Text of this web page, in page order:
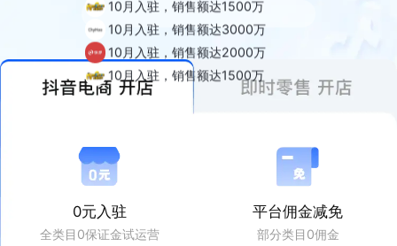
10月入驻，销售额达3000万
10月入驻，销售额达2000万
10月入驻，销售额达1500万
0元入驻
全类目0保证金试运营
平台佣金减免
部分类目0佣金